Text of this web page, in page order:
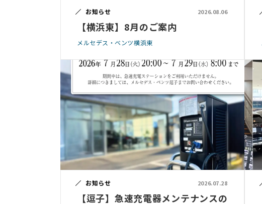
お知らせ 2026.08.06
【横浜東】8月のご案内
メルセデス・ベンツ横浜東
お知らせ 2026.07.28
【逗子】急速充電器メンテナンスの